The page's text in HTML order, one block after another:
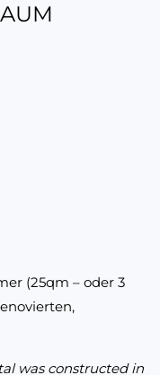
(25qm – oder 3
was constructed in